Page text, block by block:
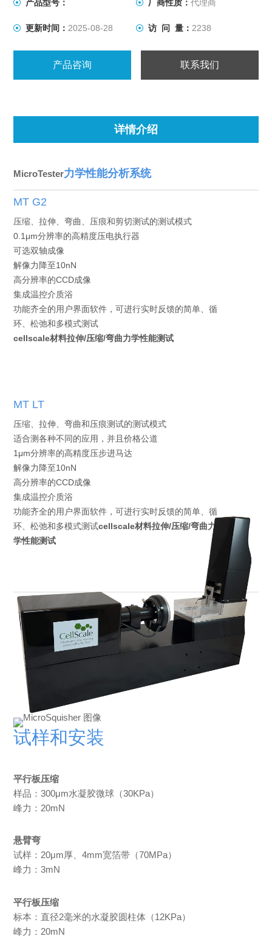
像。
产品型号： 厂商性质： 代理商
更新时间： 2025-08-28 访 问 量： 2238
产品咨询 联系我们
详情介绍
MicroTester力学性能分析系统
MT G2
压缩、拉伸、弯曲、压痕和剪切测试的测试模式
0.1μm分辨率的高精度压电执行器
可选双轴成像
解像力降至10nN
高分辨率的CCD成像
集成温控介质浴
功能齐全的用户界面软件，可进行实时反馈的简单、循
环、松弛和多模式测试
cellscale材料拉伸/压缩/弯曲力学性能测试
MT LT
压缩、拉伸、弯曲和压痕测试的测试模式
适合测各种不同的应用，并且价格公道
1μm分辨率的高精度压步进马达
解像力降至10nN
高分辨率的CCD成像
集成温控介质浴
功能齐全的用户界面软件，可进行实时反馈的简单、循
环、松弛和多模式测试cellscale材料拉伸/压缩/弯曲力
学性能测试
试样和安装
平行板压缩
样品：300μm水凝胶微球（30KPa）
峰力：20mN
悬臂弯
试样：20μm厚、4mm宽箔带（70MPa）
峰力：3mN
平行板压缩
标本：直径2毫米的水凝胶圆柱体（12KPa）
峰力：20mN